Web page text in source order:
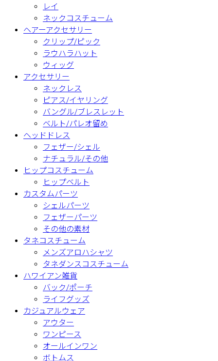
レイ
ネックコスチューム
ヘアーアクセサリー
クリップ/ピック
ラウハラハット
ウィッグ
アクセサリー
ネックレス
ピアス/イヤリング
バングル/ブレスレット
ベルト/パレオ留め
ヘッドドレス
フェザー/シェル
ナチュラル/その他
ヒップコスチューム
ヒップベルト
カスタムパーツ
シェルパーツ
フェザーパーツ
その他の素材
タネコスチューム
メンズアロハシャツ
タネダンスコスチューム
ハワイアン雑貨
バック/ポーチ
ライフグッズ
カジュアルウェア
アウター
ワンピース
オールインワン
ボトムス